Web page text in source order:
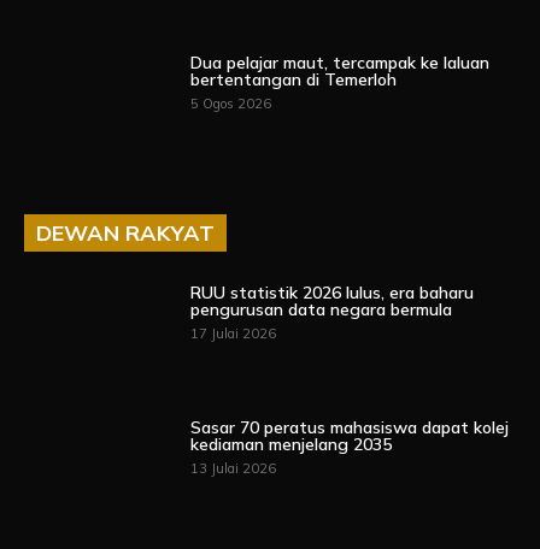
Dua pelajar maut, tercampak ke laluan
bertentangan di Temerloh
5 Ogos 2026
DEWAN RAKYAT
RUU statistik 2026 lulus, era baharu
pengurusan data negara bermula
17 Julai 2026
Sasar 70 peratus mahasiswa dapat kolej
kediaman menjelang 2035
13 Julai 2026